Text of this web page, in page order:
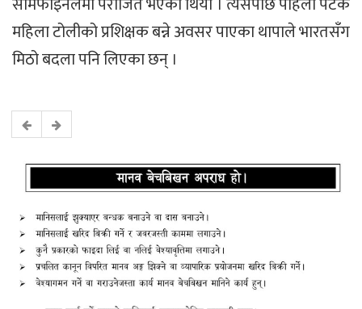
महिला टोलीको प्रशिक्षक बन्ने अवसर पाएका थापाले भारतसँग
मिठो बदला पनि लिएका छन् ।